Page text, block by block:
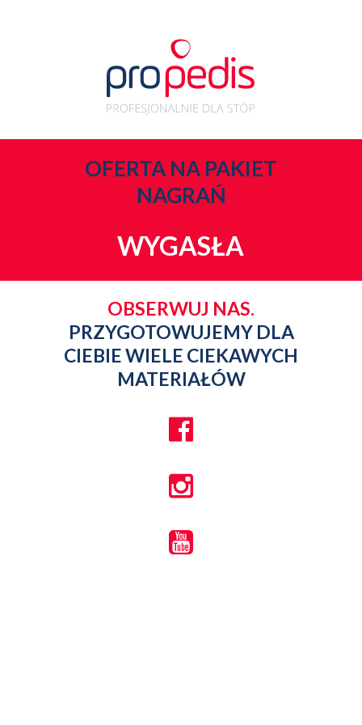
WYGASŁA
OFERTA NA PAKIET
NAGRAŃ
OBSERWUJ NAS.
PRZYGOTOWUJEMY DLA
CIEBIE WIELE CIEKAWYCH
MATERIAŁÓW